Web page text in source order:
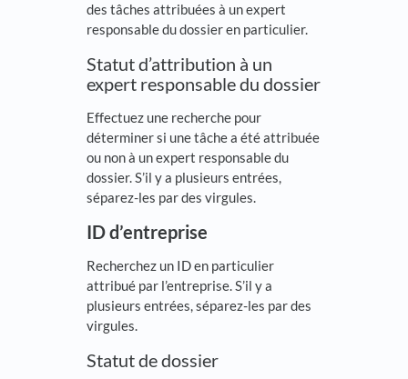
des tâches attribuées à un expert
responsable du dossier en particulier.
Statut d’attribution à un
expert responsable du dossier
Effectuez une recherche pour
déterminer si une tâche a été attribuée
ou non à un expert responsable du
dossier. S’il y a plusieurs entrées,
séparez-les par des virgules.
ID d’entreprise
Recherchez un ID en particulier
attribué par l’entreprise. S’il y a
plusieurs entrées, séparez-les par des
virgules.
Statut de dossier